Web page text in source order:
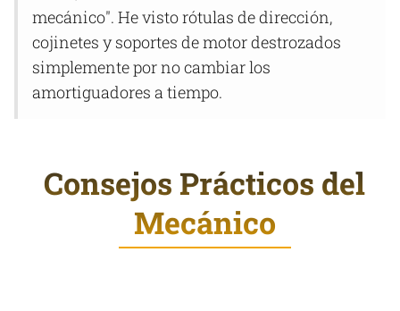
mecánico". He visto rótulas de dirección,
cojinetes y soportes de motor destrozados
simplemente por no cambiar los
amortiguadores a tiempo.
Consejos Prácticos del
Mecánico